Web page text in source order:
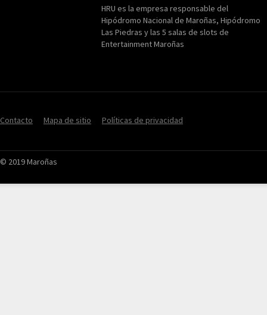
HRU es la empresa responsable del
Hipódromo Nacional de Maroñas, Hipódromo
Las Piedras y las 5 salas de slots de
Entertainment Maroñas
Contacto Mapa de sitio Políticas de privacidad
© 2019 Maroñas